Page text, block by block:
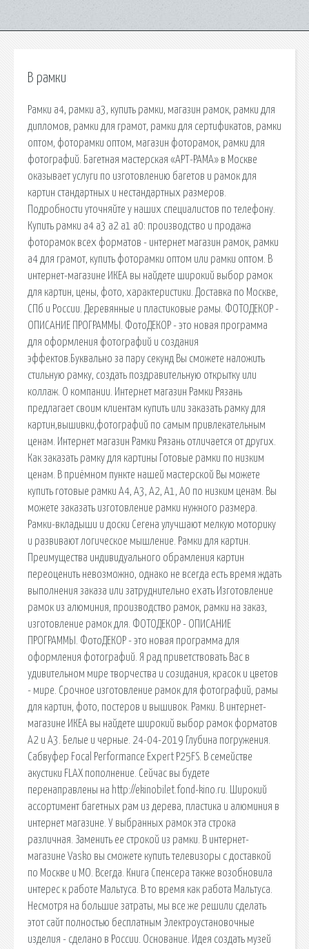
В рамки
Рамки а4, рамки а3, купить рамки, магазин рамок, рамки для
дипломов, рамки для грамот, рамки для сертификатов, рамки
оптом, фоторамки оптом, магазин фоторамок, рамки для
фотографий. Багетная мастерская «АРТ-РАМА» в Москве
оказывает услуги по изготовлению багетов и рамок для
картин стандартных и нестандартных размеров.
Подробности уточняйте у наших специалистов по телефону.
Купить рамки а4 а3 а2 а1 а0: производство и продажа
фоторамок всех форматов - интернет магазин рамок, рамки
а4 для грамот, купить фоторамки оптом или рамки оптом. В
интернет-магазине ИКЕА вы найдете широкий выбор рамок
для картин, цены, фото, характеристики. Доставка по Москве,
СПб и России. Деревянные и пластиковые рамы. ФОТОДЕКОР -
ОПИСАНИЕ ПРОГРАММЫ. ФотоДЕКОР - это новая программа
для оформления фотографий и создания
эффектов.Буквально за пару секунд Вы сможете наложить
стильную рамку, создать поздравительную открытку или
коллаж. О компании. Интернет магазин Рамки Рязань
предлагает своим клиентам купить или заказать рамку для
картин,вышивки,фотографий по самым привлекательным
ценам. Интернет магазин Рамки Рязань отличается от других.
Как заказать рамку для картины Готовые рамки по низким
ценам. В приёмном пункте нашей мастерской Вы можете
купить готовые рамки А4, А3, А2, А1, А0 по низким ценам. Вы
можете заказать изготовление рамки нужного размера.
Рамки-вкладыши и доски Сегена улучшают мелкую моторику
и развивают логическое мышление. Рамки для картин.
Преимущества индивидуального обрамления картин
переоценить невозможно, однако не всегда есть время ждать
выполнения заказа или затруднительно ехать Изготовление
рамок из алюминия, производство рамок, рамки на заказ,
изготовление рамок для. ФОТОДЕКОР - ОПИСАНИЕ
ПРОГРАММЫ. ФотоДЕКОР - это новая программа для
оформления фотографий. Я рад приветствовать Вас в
удивительном мире творчества и созидания, красок и цветов
- мире. Срочное изготовление рамок для фотографий, рамы
для картин, фото, постеров и вышивок. Рамки. В интернет-
магазине ИКЕА вы найдете широкий выбор рамок форматов
А2 и А3. Белые и черные. 24-04-2019 Глубина погружения.
Сабвуфер Focal Performance Expert P25FS. В семействе
акустики FLAX пополнение. Сейчас вы будете
перенаправлены на http://ekinobilet.fond-kino.ru. Широкий
ассортимент багетных рам из дерева, пластика и алюминия в
интернет магазине. У выбранных рамок эта строка
различная. Заменить ее строкой из рамки. В интернет-
магазине Vasko вы сможете купить телевизоры с доставкой
по Москве и МО. Всегда. Книга Спенсера также возобновила
интерес к работе Мальтуса. В то время как работа Мальтуса.
Несмотря на большие затраты, мы все же решили сделать
этот сайт полностью бесплатным Электроустановочные
изделия - сделано в России. Основание. Идея создать музей